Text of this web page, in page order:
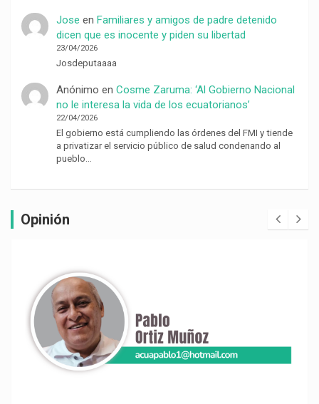
Jose en Familiares y amigos de padre detenido
dicen que es inocente y piden su libertad
23/04/2026
Josdeputaaaa
Anónimo en Cosme Zaruma: ‘Al Gobierno Nacional
no le interesa la vida de los ecuatorianos’
22/04/2026
El gobierno está cumpliendo las órdenes del FMI y tiende
a privatizar el servicio público de salud condenando al
pueblo…
Opinión